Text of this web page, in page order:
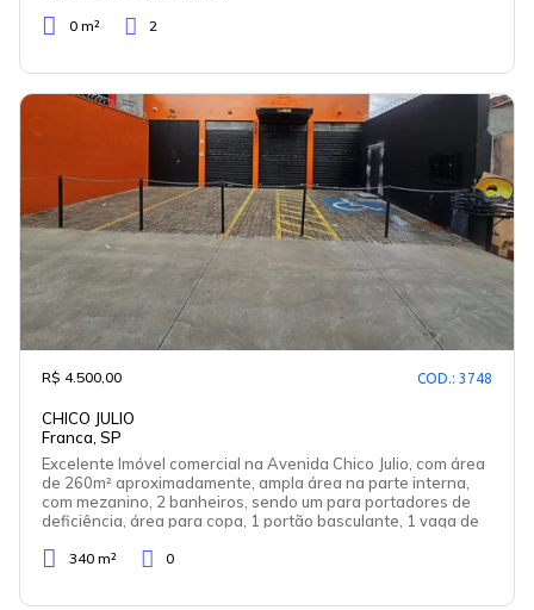
0 m² 2
R$ 4.500,00 COD.: 3748
CHICO JULIO
Franca, SP
Excelente Imóvel comercial na Avenida Chico Julio, com área
de 260m² aproximadamente, ampla área na parte interna,
com mezanino, 2 banheiros, sendo um para portadores de
deficiência, área para copa, 1 portão basculante, 1 vaga de
340 m² 0